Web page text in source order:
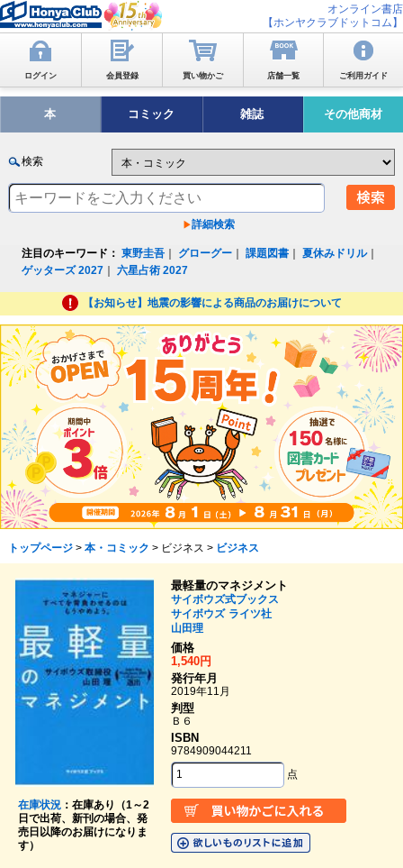
オンライン書店
【ホンヤクラブドットコム】
ログイン 会員登録 買い物かご 店舗一覧 ご利用ガイド
本 コミック 雑誌 その他商材
検索
詳細検索
注目のキーワード： 東野圭吾 グローグー ｜課題図書 ｜夏休みドリル｜
ゲッターズ 2027 ｜六星占術 2027
【お知らせ】地震の影響による商品のお届けについて
トップページ> 本・コミック > ビジネス > ビジネス
在庫状況：在庫あり（1～2
日で出荷、新刊の場合、発
売日以降のお届けになりま
す）
最軽量のマネジメント
サイボウズ式ブックス
サイボウズ ライツ社
山田理
価格
1,540円
発行年月
2019年11月
判型
Ｂ６
ISBN
9784909044211
点